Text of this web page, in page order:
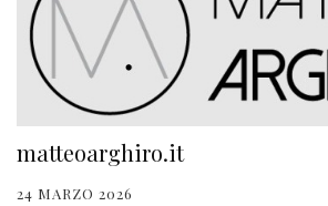
matteoarghiro.it
24 MARZO 2026